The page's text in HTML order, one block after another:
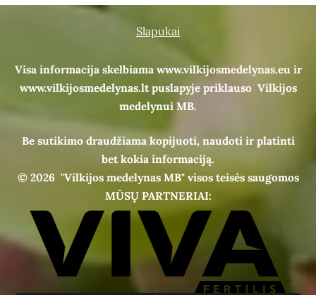
Slapukai
Visa informacija skelbiama www.vilkijosmedelynas.eu ir
www.vilkijosmedelynas.lt puslapyje priklauso Vilkijos
medelynui MB.
Be sutikimo draudžiama kopijuoti, naudoti ir platinti
bet kokia informaciją.
© 2026 "Vilkijos medelynas MB" visos teisės saugomos
MŪSŲ PARTNERIAI: